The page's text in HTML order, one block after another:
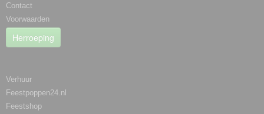
Contact
Voorwaarden
Herroeping
Verhuur
Feestpoppen24.nl
Feestshop